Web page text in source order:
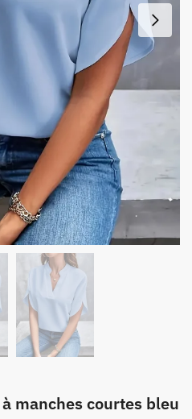
manches courtes bleu